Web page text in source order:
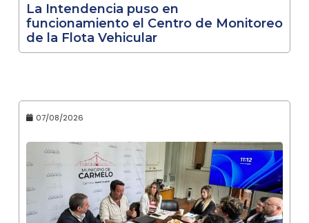
La Intendencia puso en
funcionamiento el Centro de Monitoreo
de la Flota Vehicular
07/08/2026